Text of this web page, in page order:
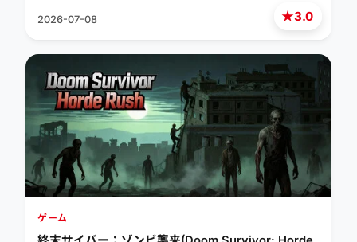
★3.0
2026-07-08
ゲーム